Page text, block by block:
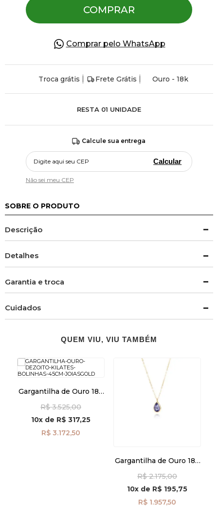
COMPRAR
Comprar pelo WhatsApp
Troca grátis Frete Grátis Ouro - 18k
RESTA 01 UNIDADE
Calcule sua entrega
Calcular
Não sei meu CEP
SOBRE O PRODUTO
Descrição
Detalhes
Garantia e troca
Cuidados
QUEM VIU, VIU TAMBÉM
Gargantilha de Ouro 18k
ga07463
R$ 3.525,00
10x de R$ 317,25
R$ 3.172,50
Gargantilha de Ouro 18k
ga08435
R$ 2.175,00
10x de R$ 195,75
R$ 1.957,50
Presente
OFERTAS